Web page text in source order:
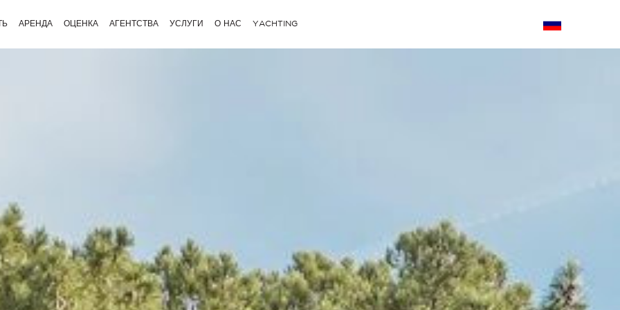
АРЕНДА ОЦЕНКА АГЕНТСТВА УСЛУГИ О НАС YACHTING